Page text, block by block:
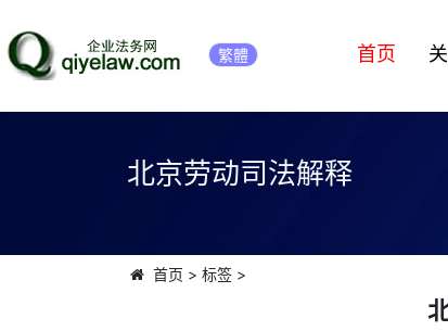
繁體 首页
北京劳动司法解释
首页 > 标签>